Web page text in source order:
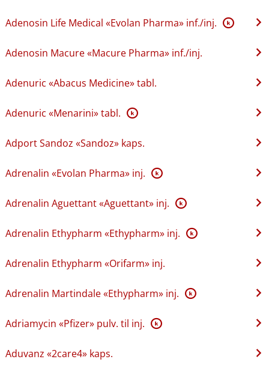
Adenosin Life Medical «Evolan Pharma» inf.​/​inj. K
Adenosin Macure «Macure Pharma» inf.​/​inj.
Adenuric «Abacus Medicine» tabl.
Adenuric «Menarini» tabl. K
Adport Sandoz «Sandoz» kaps.
Adrenalin «Evolan Pharma» inj. K
Adrenalin Aguettant «Aguettant» inj. K
Adrenalin Ethypharm «Ethypharm» inj. K
Adrenalin Ethypharm «Orifarm» inj.
Adrenalin Martindale «Ethypharm» inj. K
Adriamycin «Pfizer» pulv. til inj. K
Aduvanz «2care4» kaps.